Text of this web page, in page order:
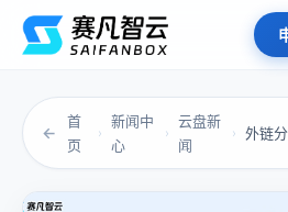
←
首
页
›
新闻中
心
›
云盘新
闻
›